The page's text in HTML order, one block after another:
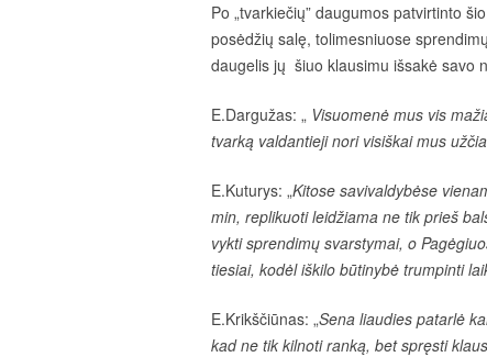
Po „tvarkiečių” daugumos patvirtinto
posėdžių salę, tolimesniuose
daugelis jų šiuo klausimu išsakė savo
E.Dargužas: „ Visuomenė mus vis
tvarką valdantieji nori visiškai mus
E.Kuturys: „Kitose savivaldybėse
min, replikuoti leidžiama ne tik prieš
vykti sprendimų svarstymai, o
tiesiai, kodėl iškilo būtinybė trumpinti
E.Krikščiūnas: „Sena liaudies patarlė
kad ne tik kilnoti ranką, bet spręsti